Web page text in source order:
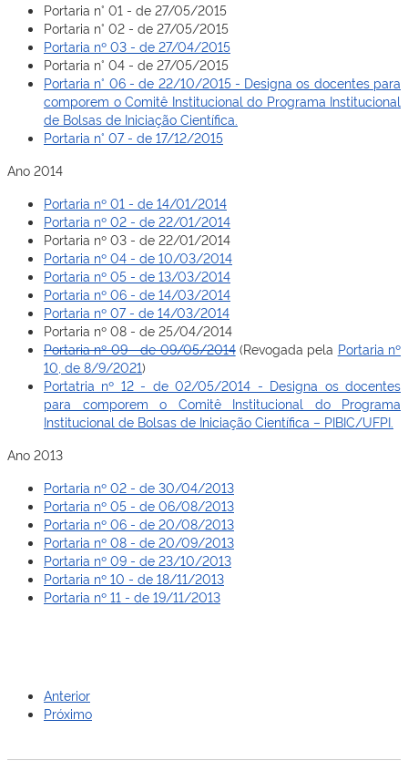
Portaria n° 01 - de 27/05/2015
Portaria n° 02 - de 27/05/2015
Portaria nº 03 - de 27/04/2015
Portaria n° 04 - de 27/05/2015
Portaria n° 06 - de 22/10/2015 - Designa os docentes para
comporem o Comitê Institucional do Programa Institucional
de Bolsas de Iniciação Científica.
Portaria n° 07 - de 17/12/2015
Ano 2014
Portaria nº 01 - de 14/01/2014
Portaria nº 02 - de 22/01/2014
Portaria nº 03 - de 22/01/2014
Portaria nº 04 - de 10/03/2014
Portaria nº 05 - de 13/03/2014
Portaria nº 06 - de 14/03/2014
Portaria nº 07 - de 14/03/2014
Portaria nº 08 - de 25/04/2014
Portaria nº 09 - de 09/05/2014(Revogada pela Portaria nº
10, de 8/9/2021)
Portatria nº 12 - de 02/05/2014 - Designa os docentes
para comporem o Comitê Institucional do Programa
Institucional de Bolsas de Iniciação Científica – PIBIC/UFPI.
Ano 2013
Portaria nº 02 - de 30/04/2013
Portaria nº 05 - de 06/08/2013
Portaria nº 06 - de 20/08/2013
Portaria nº 08 - de 20/09/2013
Portaria nº 09 - de 23/10/2013
Portaria nº 10 - de 18/11/2013
Portaria nº 11 - de 19/11/2013
Anterior
Próximo